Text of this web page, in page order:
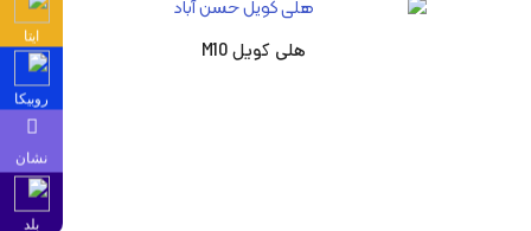
هلی کویل M10
ایتا
روبیکا
نشان
بلد